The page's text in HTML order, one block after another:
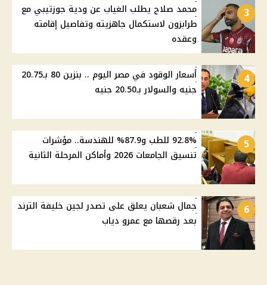
3
محمد صلاح يطلب الغياب عن ودية جوزتيبي مع
طرابزون لاستكمال جاهزيته وتفاصيل إقامته
وعقده
4
أسعار الوقود في مصر اليوم .. بنزين 80 بـ20.75
جنيه والسولار بـ20.50 جنيه
5
92.8% للطب و87.9% للهندسة.. مؤشرات
تنسيق الجامعات 2026 وأماكن المرحلة الثانية
6
جمال شعبان يعلق على تصدر لجين خليفة الترند
بعد رقصها مع عمرو دياب